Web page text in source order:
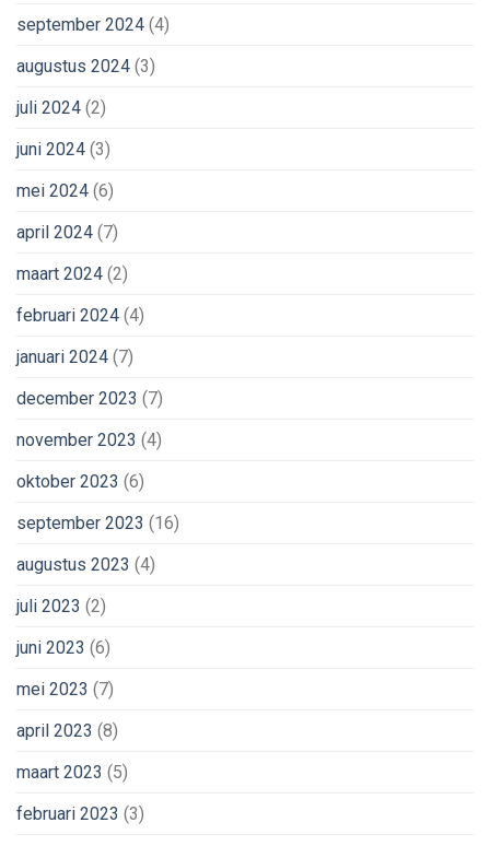
september 2024 (4)
augustus 2024 (3)
juli 2024 (2)
juni 2024 (3)
mei 2024 (6)
april 2024 (7)
maart 2024 (2)
februari 2024 (4)
januari 2024 (7)
december 2023 (7)
november 2023 (4)
oktober 2023 (6)
september 2023 (16)
augustus 2023 (4)
juli 2023 (2)
juni 2023 (6)
mei 2023 (7)
april 2023 (8)
maart 2023 (5)
februari 2023 (3)